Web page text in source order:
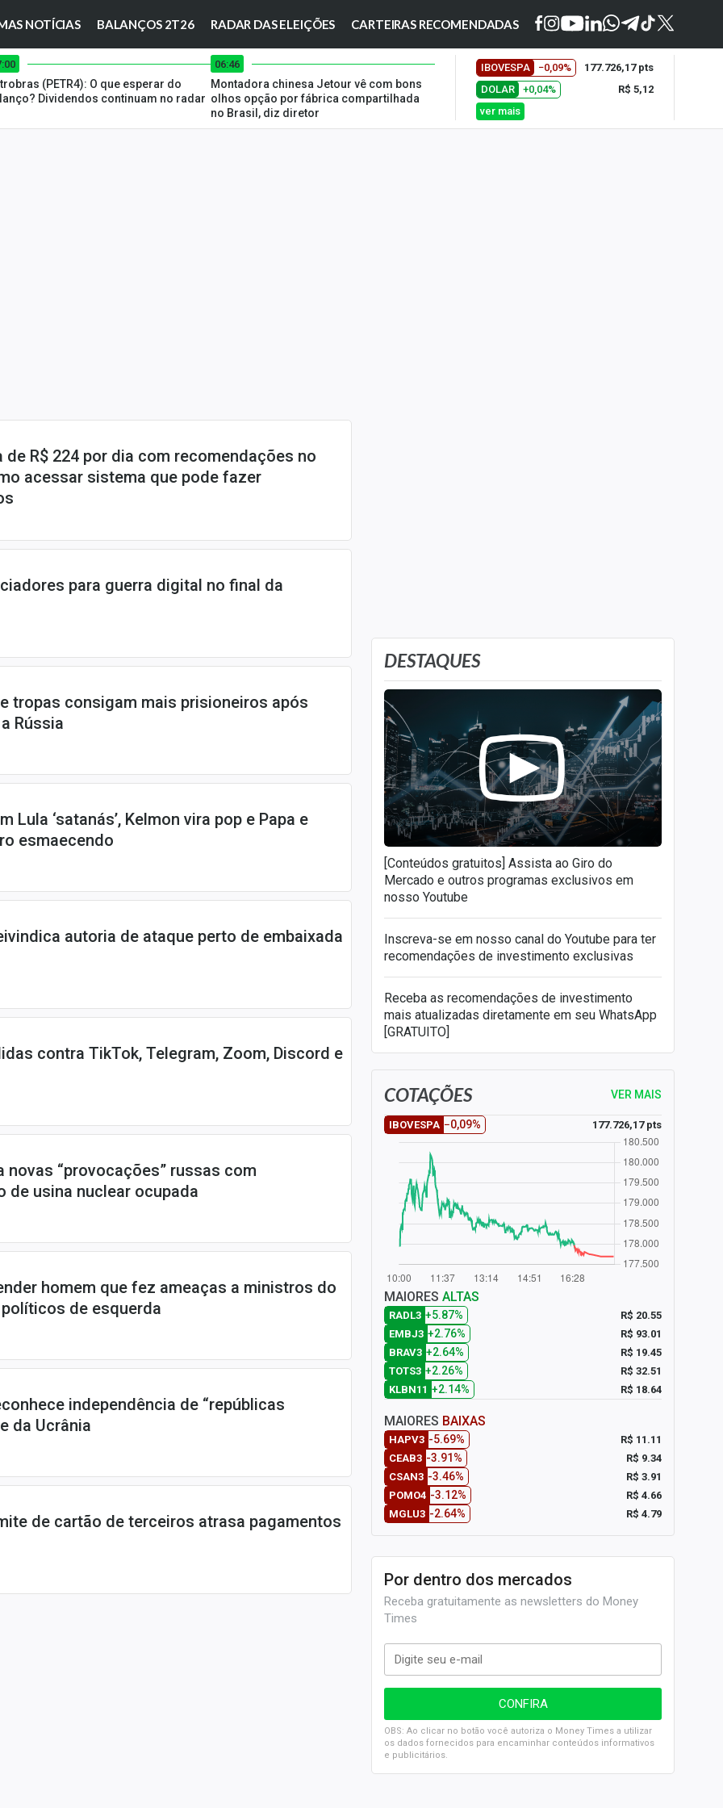
NOTÍCIAS BALANÇOS 2T26 RADAR DAS ELEIÇÕES CARTEIRAS RECOMENDADAS
(PETR4): O que esperar do
Dividendos continuam no radar
06:46
Montadora chinesa Jetour vê com bons
olhos opção por fábrica compartilhada
no Brasil, diz diretor
IBOVESPA −0,09%
177.726,17 pts
DOLAR
+0,04%
R$ 5,12
ver mais
de R$ 224 por dia com recomendações no
acessar sistema que pode fazer
para guerra digital no final da
tropas consigam mais prisioneiros após
Rússia
Lula ‘satanás’, Kelmon vira pop e Papa e
esmaecendo
autoria de ataque perto de embaixada
contra TikTok, Telegram, Zoom, Discord e
novas “provocações” russas com
de usina nuclear ocupada
homem que fez ameaças a ministros do
de esquerda
independência de “repúblicas
da Ucrânia
de cartão de terceiros atrasa pagamentos
DESTAQUES
[Conteúdos gratuitos] Assista ao Giro do
Mercado e outros programas exclusivos em
nosso Youtube
Inscreva-se em nosso canal do Youtube para ter
recomendações de investimento exclusivas
Receba as recomendações de investimento
mais atualizadas diretamente em seu WhatsApp
[GRATUITO]
COTAÇÕES VER MAIS
IBOVESPA −0,09% 177.726,17 pts
MAIORES ALTAS
RADL3 +5.87%
R$ 20.55
EMBJ3 +2.76%
R$ 93.01
BRAV3 +2.64%
R$ 19.45
TOTS3 +2.26%
R$ 32.51
KLBN11 +2.14% R$ 18.64
MAIORES BAIXAS
HAPV3 -5.69%
R$ 11.11
CEAB3 -3.91%
R$ 9.34
CSAN3 -3.46%
R$ 3.91
POMO4 -3.12%
R$ 4.66
MGLU3 -2.64% R$ 4.79
Por dentro dos mercados
Receba gratuitamente as newsletters do Money
Times
OBS: Ao clicar no botão você autoriza o Money Times a utilizar
os dados fornecidos para encaminhar conteúdos informativos
e publicitários.
SELIC em 14%: A repercussão da decisão sobre os JUROS